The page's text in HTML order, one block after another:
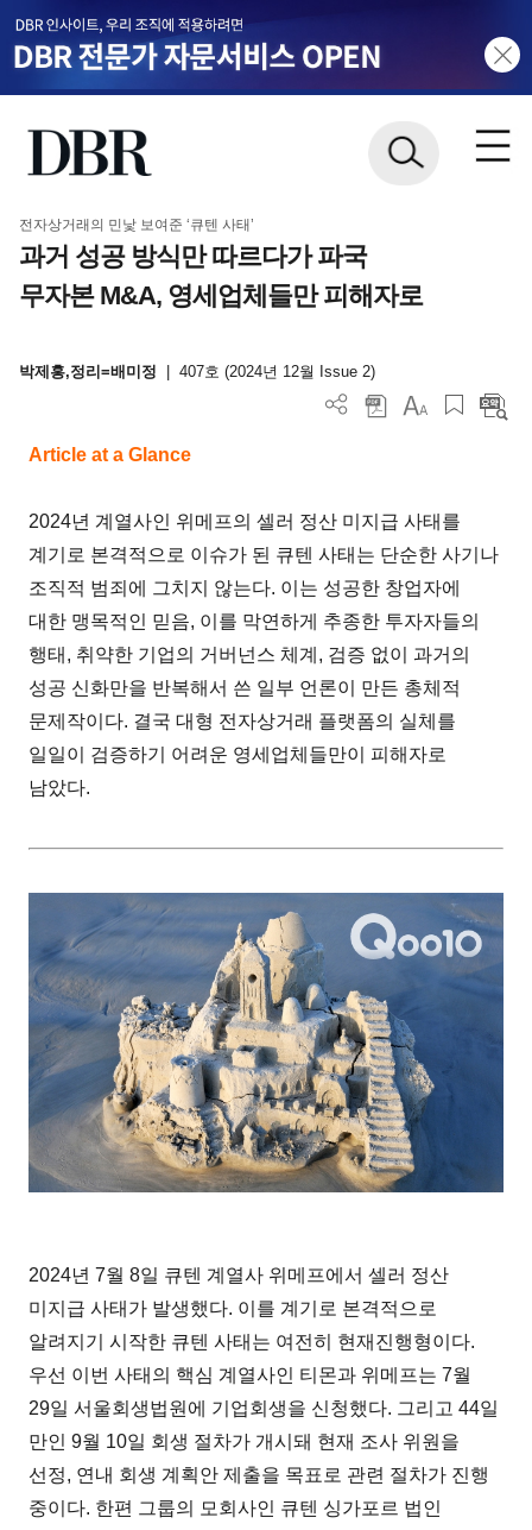
전자상거래의 민낯 보여준 ‘큐텐 사태’
과거 성공 방식만 따르다가 파국
무자본 M&A, 영세업체들만 피해자로
박제홍,정리=배미정 407호 (2024년 12월 Issue 2)
Article at a Glance
2024년 계열사인 위메프의 셀러 정산 미지급 사태를
계기로 본격적으로 이슈가 된 큐텐 사태는 단순한 사기나
조직적 범죄에 그치지 않는다. 이는 성공한 창업자에
대한 맹목적인 믿음, 이를 막연하게 추종한 투자자들의
행태, 취약한 기업의 거버넌스 체계, 검증 없이 과거의
성공 신화만을 반복해서 쓴 일부 언론이 만든 총체적
문제작이다. 결국 대형 전자상거래 플랫폼의 실체를
일일이 검증하기 어려운 영세업체들만이 피해자로
남았다.
2024년 7월 8일 큐텐 계열사 위메프에서 셀러 정산
미지급 사태가 발생했다. 이를 계기로 본격적으로
알려지기 시작한 큐텐 사태는 여전히 현재진행형이다.
우선 이번 사태의 핵심 계열사인 티몬과 위메프는 7월
29일 서울회생법원에 기업회생을 신청했다. 그리고 44일
만인 9월 10일 회생 절차가 개시돼 현재 조사 위원을
선정, 연내 회생 계획안 제출을 목표로 관련 절차가 진행
중이다. 한편 그룹의 모회사인 큐텐 싱가포르 법인